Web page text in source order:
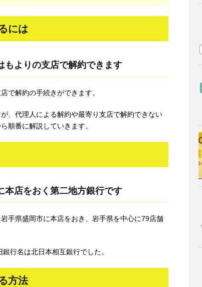
には
もよりの支店で解約できます
で解約の手続きができます。
、代理人による解約や最寄り支店で解約できない
順番に解説していきます。
本店をおく第二地方銀行です
岩手県盛岡市に本店をおき、岩手県を中心に79店舗
銀行名は北日本相互銀行でした。
方法